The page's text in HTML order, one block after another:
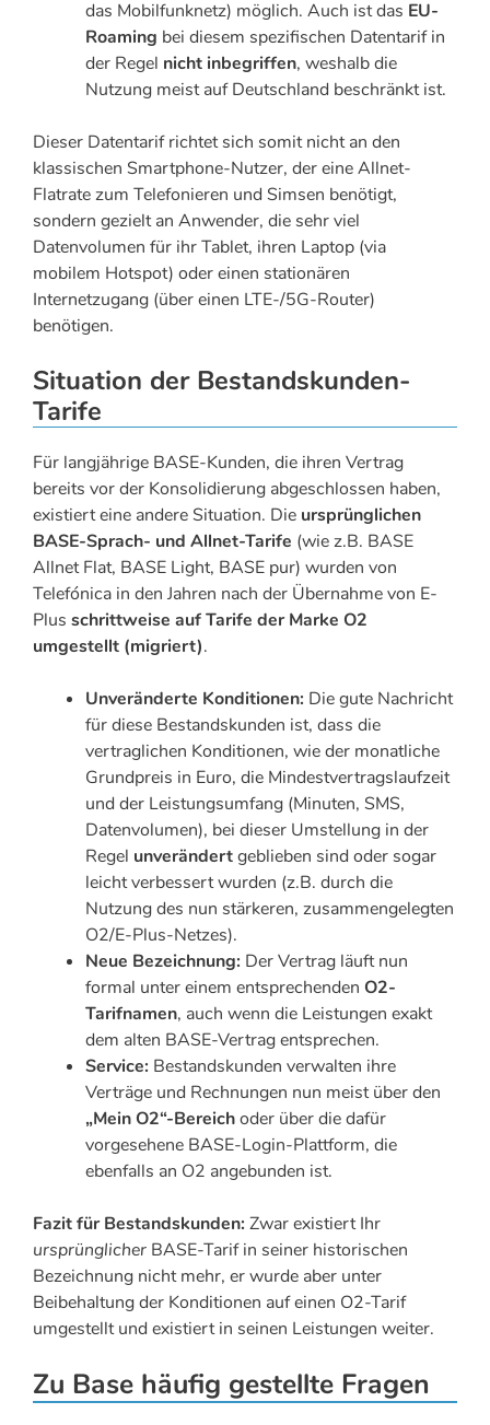
das Mobilfunknetz) möglich. Auch ist das EU-
Roaming bei diesem spezifischen Datentarif in
der Regel nicht inbegriffen, weshalb die
Nutzung meist auf Deutschland beschränkt ist.
Dieser Datentarif richtet sich somit nicht an den
klassischen Smartphone-Nutzer, der eine Allnet-
Flatrate zum Telefonieren und Simsen benötigt,
sondern gezielt an Anwender, die sehr viel
Datenvolumen für ihr Tablet, ihren Laptop (via
mobilem Hotspot) oder einen stationären
Internetzugang (über einen LTE-/5G-Router)
benötigen.
Situation der Bestandskunden-
Tarife
Für langjährige BASE-Kunden, die ihren Vertrag
bereits vor der Konsolidierung abgeschlossen haben,
existiert eine andere Situation. Die ursprünglichen
BASE-Sprach- und Allnet-Tarife (wie z.B. BASE
Allnet Flat, BASE Light, BASE pur) wurden von
Telefónica in den Jahren nach der Übernahme von E-
Plus schrittweise auf Tarife der Marke O2
umgestellt (migriert).
Unveränderte Konditionen: Die gute Nachricht
für diese Bestandskunden ist, dass die
vertraglichen Konditionen, wie der monatliche
Grundpreis in Euro, die Mindestvertragslaufzeit
und der Leistungsumfang (Minuten, SMS,
Datenvolumen), bei dieser Umstellung in der
Regel unverändertgeblieben sind oder sogar
leicht verbessert wurden (z.B. durch die
Nutzung des nun stärkeren, zusammengelegten
O2/E-Plus-Netzes).
Neue Bezeichnung: Der Vertrag läuft nun
formal unter einem entsprechenden O2-
Tarifnamen, auch wenn die Leistungen exakt
dem alten BASE-Vertrag entsprechen.
Service: Bestandskunden verwalten ihre
Verträge und Rechnungen nun meist über den
„Mein O2“-Bereichoder über die dafür
vorgesehene BASE-Login-Plattform, die
ebenfalls an O2 angebunden ist.
Fazit für Bestandskunden: Zwar existiert Ihr
ursprünglicher BASE-Tarif in seiner historischen
Bezeichnung nicht mehr, er wurde aber unter
Beibehaltung der Konditionen auf einen O2-Tarif
umgestellt und existiert in seinen Leistungen weiter.
Zu Base häufig gestellte Fragen